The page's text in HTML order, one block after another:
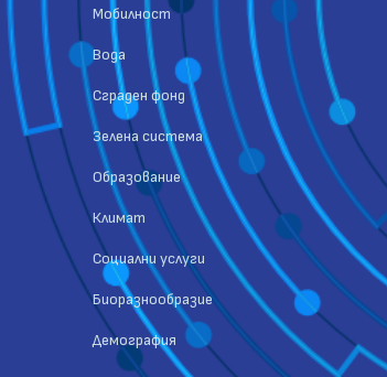
Мобилност
Вода
Сграден фонд
Зелена система
Образование
Климат
Социални услуги
Биоразнообразие
Демография